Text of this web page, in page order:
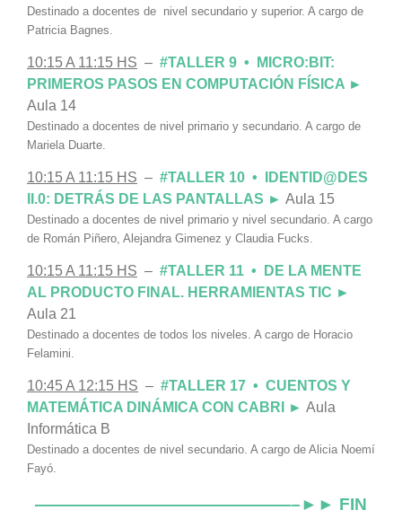
Destinado a docentes de nivel secundario y superior. A cargo de
Patricia Bagnes.
10:15 A 11:15 HS – #TALLER 9 • MICRO:BIT:
PRIMEROS PASOS EN COMPUTACIÓN FÍSICA ►
Aula 14
Destinado a docentes de nivel primario y secundario. A cargo de
Mariela Duarte.
10:15 A 11:15 HS – #TALLER 10 • IDENTID@DES
II.0: DETRÁS DE LAS PANTALLAS ► Aula 15
Destinado a docentes de nivel primario y nivel secundario. A cargo
de Román Piñero, Alejandra Gimenez y Claudia Fucks.
10:15 A 11:15 HS – #TALLER 11 • DE LA MENTE
AL PRODUCTO FINAL. HERRAMIENTAS TIC ►
Aula 21
Destinado a docentes de todos los niveles. A cargo de Horacio
Felamini.
10:45 A 12:15 HS – #TALLER 17 • CUENTOS Y
MATEMÁTICA DINÁMICA CON CABRI ► Aula
Informática B
Destinado a docentes de nivel secundario. A cargo de Alicia Noemí
Fayó.
———————————————–►► FIN